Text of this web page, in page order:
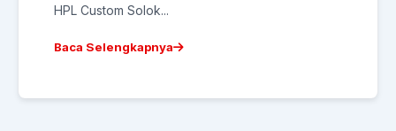
HPL Custom Solok...
Baca Selengkapnya